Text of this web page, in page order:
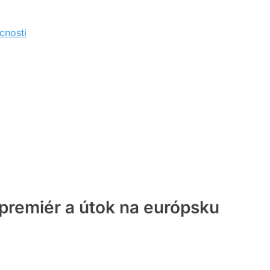
a útok na európsku